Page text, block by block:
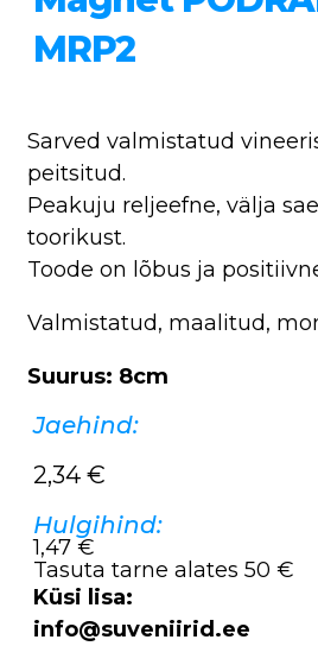
MRP2
Sarved valmistatud
peitsitud.
Peakuju reljeefne, välja
toorikust.
Toode on lõbus ja
Valmistatud, maalitud,
Suurus: 8cm
Jaehind:
2,34 €
Hulgihind:
1,47 €
Tasuta tarne alates 50 €
Küsi lisa:
info@suveniirid.ee